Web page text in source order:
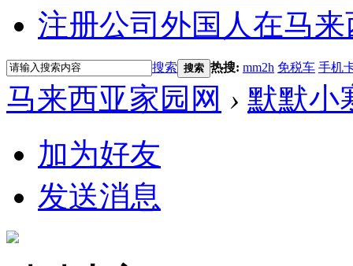
注册公司 外国人在马
搜索 搜索 热搜: mm2h 免税车 手机
马来西亚家园网 › 默默小
加为好友
发送消息